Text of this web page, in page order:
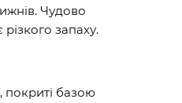
Чудово
запаху.
покриті базою